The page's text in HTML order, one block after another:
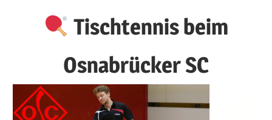
Tischtennis beim
Osnabrücker SC